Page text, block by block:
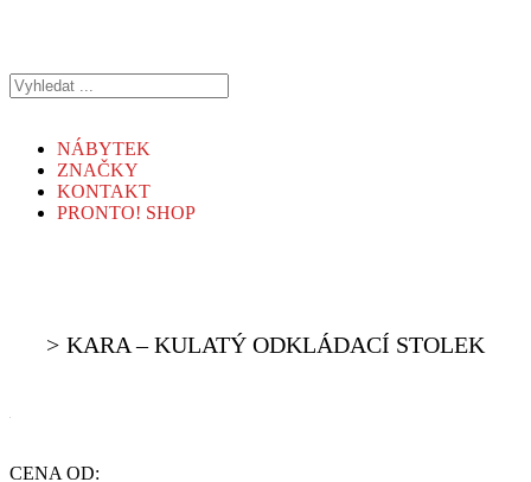
NÁBYTEK
ZNAČKY
KONTAKT
PRONTO! SHOP
KARA – KULATÝ ODKLÁDACÍ STOLEK
CENA OD: